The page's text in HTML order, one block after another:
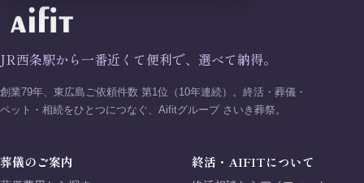
JR西条駅から一番近くて便利で、選べて納得。
創業79年、東広島ご依頼件数 第1位（10年連続）。終活・葬儀・
ペット・相続をひとつにつなぐ、Aifitグループ さいき葬祭。
葬儀のご案内 終活・AIFITについて